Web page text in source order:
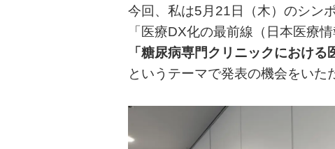
今回、私は5月21日（木）のシン
「医療DX化の最前線（日本医療
「糖尿病専門クリニックにおけ
というテーマで発表の機会をいた